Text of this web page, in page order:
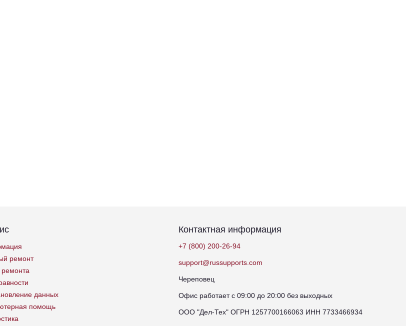
ремонт
данных
помощь
Контактная информация
+7 (800) 200-26-94
support@russupports.com
Череповец
Офис работает с 09:00 до 20:00 без выходных
ООО "Дел-Тех" ОГРН 1257700166063 ИНН 7733466934